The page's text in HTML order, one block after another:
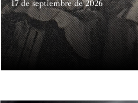
17 de septiembre de 2026